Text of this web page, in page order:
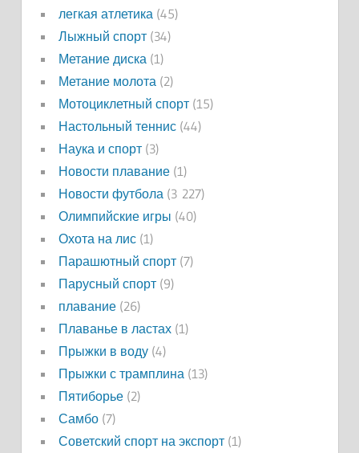
легкая атлетика (45)
Лыжный спорт(34)
Метание диска (1)
Метание молота (2)
Мотоциклетный спорт(15)
Настольный теннис(44)
Наука и спорт(3)
Новости плавание(1)
Новости футбола (3 227)
Олимпийские игры (40)
Охота на лис(1)
Парашютный спорт(7)
Парусный спорт(9)
плавание(26)
Плаванье в ластах(1)
Прыжки в воду(4)
Прыжки с трамплина (13)
Пятиборье(2)
Самбо(7)
Советский спорт на экспорт(1)